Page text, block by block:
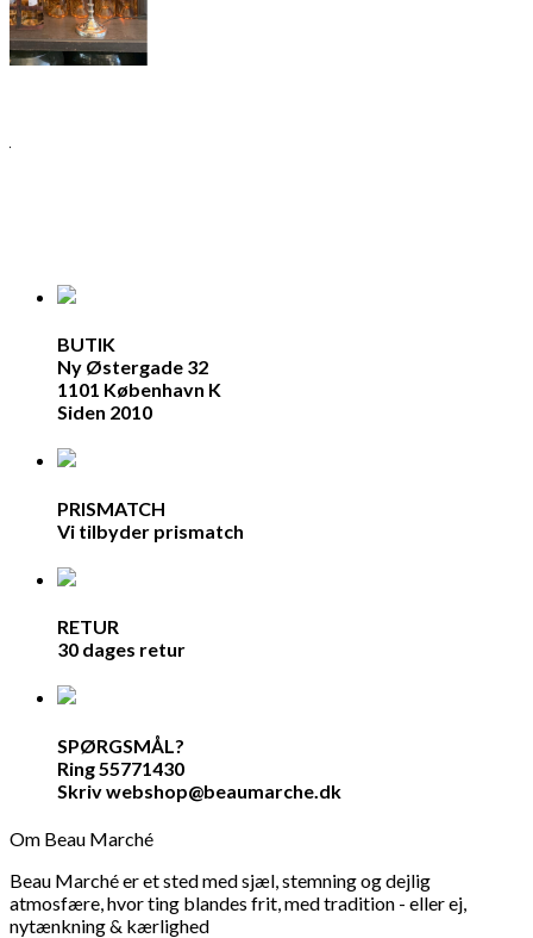
-
BUTIK
Ny Østergade 32
1101 København K
Siden 2010
PRISMATCH
Vi tilbyder prismatch
RETUR
30 dages retur
SPØRGSMÅL?
Ring 55771430
Skriv webshop@beaumarche.dk
Om Beau Marché
Beau Marché er et sted med sjæl, stemning og dejlig
atmosfære, hvor ting blandes frit, med tradition - eller ej,
nytænkning & kærlighed